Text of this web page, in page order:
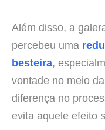
Além disso, a
percebeu uma
besteira,
vontade no meio
diferença no
evita aquele efeito